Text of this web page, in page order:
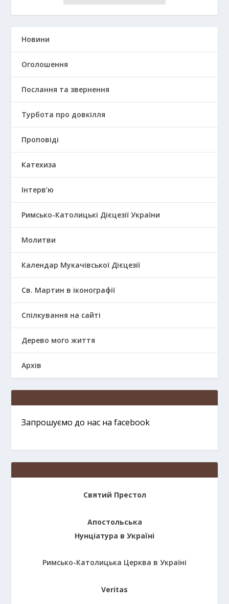
Новини
Оголошення
Послання та звернення
Турбота про довкілля
Проповіді
Катехиза
Інтерв’ю
Римсько-Католицькі Дієцезії України
Молитви
Календар Мукачівської Дієцезії
Св. Мартин в іконографії
Спілкування на сайті
Дерево мого життя
Архів
Запрошуємо до нас на facebook
Святий Престол
Апостольська
Нунціатура в Україні
Римсько-Католицька Церква в Україні
Veritas